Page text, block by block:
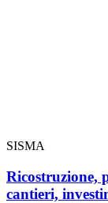
SISMA
Ricostruzione,
cantieri,